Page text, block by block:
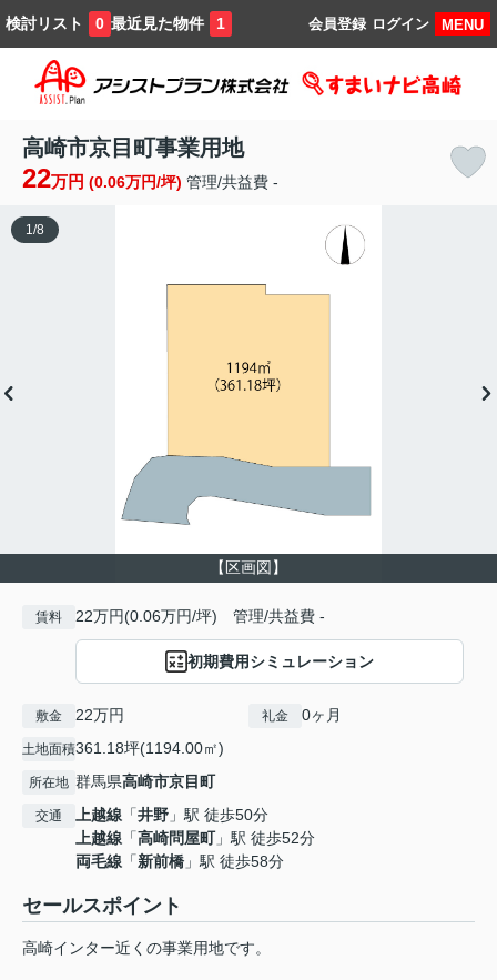
検討リスト 0 最近見た物件 1 MENU
ログイン
会員登録
高崎市京目町事業用地
22万円 (0.06万円/坪) 管理/共益費 -
【区画図】
1 /8
賃料 22万円(0.06万円/坪) 管理/共益費 -
初期費用シミュレーション
敷金 22万円 礼金 0ヶ月
土地面積361.18坪(1194.00㎡)
所在地 群馬県高崎市京目町
交通 上越線 「井野 」駅 徒歩50分
上越線 「高崎問屋町」駅 徒歩52分
両毛線 「新前橋 」駅 徒歩58分
セールスポイント
高崎インター近くの事業用地です。